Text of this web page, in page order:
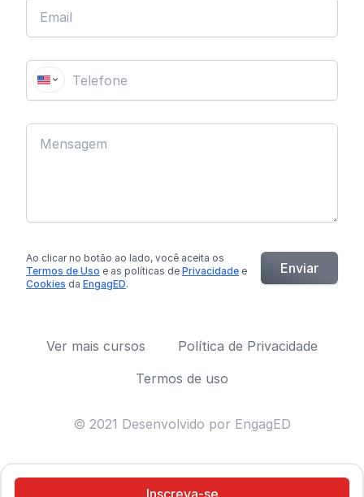
Inscreva-se
Ao clicar no botão ao lado, você aceita os
Termos de Uso e as políticas de Privacidade e
Cookies da EngagED.
Enviar
Ver mais cursos
Política de Privacidade
Termos de uso
© 2021 Desenvolvido por EngagED